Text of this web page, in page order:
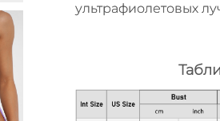
ультрафиолетовых